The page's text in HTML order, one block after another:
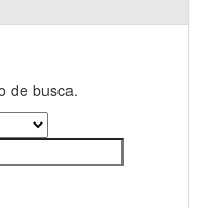
de busca.